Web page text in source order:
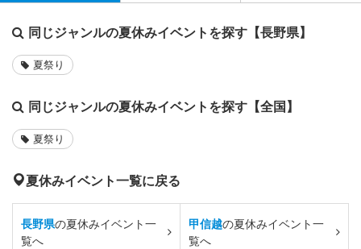
同じジャンルの夏休みイベントを探す【長野県】
夏祭り
同じジャンルの夏休みイベントを探す【全国】
夏祭り
夏休みイベント一覧に戻る
長野県の夏休みイベント一
覧へ
甲信越の夏休みイベント一
覧へ